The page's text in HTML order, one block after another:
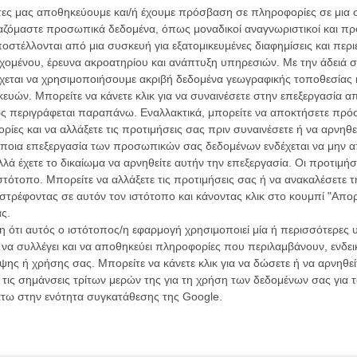
μας αποθηκεύουμε και/ή έχουμε πρόσβαση σε πληροφορίες σε
προσωπικά δεδομένα, όπως μοναδικοί αναγνωριστικοί και
από μια συσκευή για εξατομικευμένες διαφημίσεις και
έρευνα ακροατηρίου και ανάπτυξη υπηρεσιών. Με την άδειά
να χρησιμοποιήσουμε ακριβή δεδομένα γεωγραφικής τοποθεσίας
Μπορείτε να κάνετε κλικ για να συναινέσετε στην επεξεργασία
περιγράφεται παραπάνω. Εναλλακτικά, μπορείτε να αποκτήσετε
και να αλλάξετε τις προτιμήσεις σας πριν συναινέσετε ή να
επεξεργασία των προσωπικών σας δεδομένων ενδέχεται να μην
έχετε το δικαίωμα να αρνηθείτε αυτήν την επεξεργασία. Οι
Μπορείτε να αλλάξετε τις προτιμήσεις σας ή να ανακαλέσετε
σε αυτόν τον ιστότοπο και κάνοντας κλικ στο κουμπί
αυτός ο ιστότοπος/η εφαρμογή χρησιμοποιεί μία ή περισσότερες
συλλέγει και να αποθηκεύει πληροφορίες που περιλαμβάνουν,
ή χρήσης σας. Μπορείτε να κάνετε κλικ για να δώσετε ή να
σημάνσεις τρίτων μερών της για τη χρήση των δεδομένων σας
στην ενότητα συγκατάθεσης της Google.
του γνωστοποιήσει τον δεσμό του με την έγκυο
μεταφέρεται από την Αμβέρσα στα δάση των
και Αβελ αναμέτρηση που προανήγγειλε το πρώτο.
του αντίζηλου, ο όλο και πιο ψυχωτικός Κένι
του που εδρεύει σε ένα ξέφωτο-
ανήσυχο Ντέιβ.
Καθότι η πορεία από κει μέχρι την εκτέλεση δεν
υπαγορεύει η στείρα σινεφιλία του Προντ, και
που ζουν στα άκρα. Για την ακρίβεια, κανένα παιχνίδι,
τα οποία μένουν στη θέση τους ακούνητα,
και τα σχήματα που υπηρετούν, απλά και μόνο
κορύφωση.
η αμφιθυμία. Να πάρει το υλικό του στα σοβαρά, ή
Ομως για κανένα από τα δύο δε φαίνεται να
να εκτοξευθεί ούτε προς το μέρος της
Τζέιμς Γκρέι, όπου οι τόνοι και οι υπαινιγμοί ορίζουν
μαύρης κωμωδίας αλά Κοέν, έτσι που αρνείται να
Οι
Μπέλα
Μια Θέση
A Place in
Οδύσσεια
The